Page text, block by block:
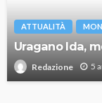
ATTUALITÀ
Uragano Ida,
Redazione 5